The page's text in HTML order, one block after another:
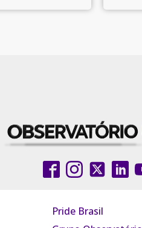
Pride Brasil